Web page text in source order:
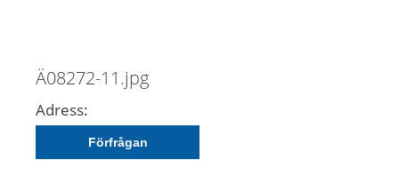
Ä08272-11.jpg
Adress:
Förfrågan